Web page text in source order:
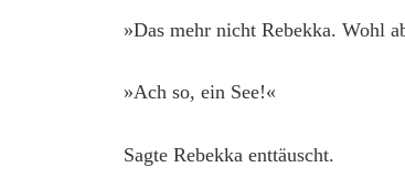
»Das mehr nicht Rebekka. Wohl
»Ach so, ein See!«
Sagte Rebekka enttäuscht.